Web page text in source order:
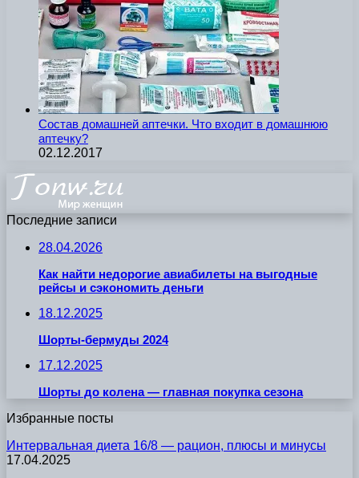
Состав домашней аптечки. Что входит в домашнюю
аптечку?
02.12.2017
Последние записи
28.04.2026
Как найти недорогие авиабилеты на выгодные
рейсы и сэкономить деньги
18.12.2025
Шорты-бермуды 2024
17.12.2025
Шорты до колена — главная покупка сезона
Избранные посты
Интервальная диета 16/8 — рацион, плюсы и минусы
17.04.2025